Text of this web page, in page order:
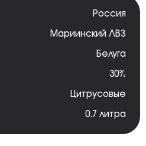
Россия
Мариинский ЛВЗ
Белуга
30%
Цитрусовые
0.7 литра